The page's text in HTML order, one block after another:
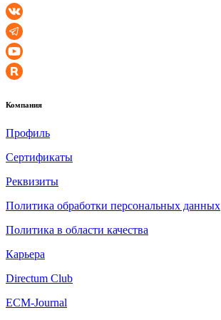
Компания
Профиль
Сертификаты
Реквизиты
Политика обработки персональных данных
Политика в области качества
Карьера
Directum Club
ECM-Journal